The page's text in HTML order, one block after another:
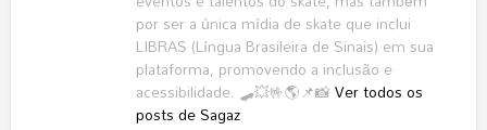
por ser a única mídia de skate que inclui
LIBRAS (Língua Brasileira de Sinais) em sua
plataforma, promovendo a inclusão e
acessibilidade. 🛹💥🤟🌎📌📸Ver todos os
posts de Sagaz